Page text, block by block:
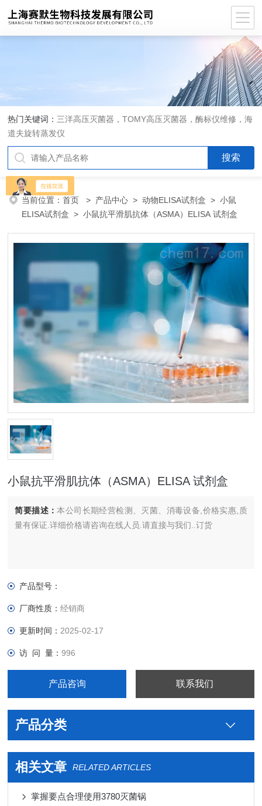
热门关键词： 三洋高压灭菌器，TOMY高压灭菌器，酶标仪维修，海
道夫旋转蒸发仪
当前位置：首页 > 产品中心 >动物ELISA试剂盒 >小鼠
ELISA试剂盒 > 小鼠抗平滑肌抗体（ASMA）ELISA 试剂盒
小鼠抗平滑肌抗体（ASMA）ELISA 试剂盒
简要描述：本公司长期经营检测、灭菌、消毒设备,价格实惠,质
量有保证.详细价格请咨询在线人员.请直接与我们..订货
产品型号：
厂商性质：经销商
更新时间： 2025-02-17
访 问 量：996
产品咨询 联系我们
产品分类
相关文章 RELATED ARTICLES
掌握要点合理使用3780灭菌锅